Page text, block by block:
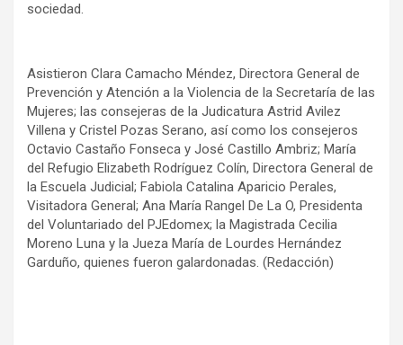
sociedad.
Asistieron Clara Camacho Méndez, Directora General de
Prevención y Atención a la Violencia de la Secretaría de las
Mujeres; las consejeras de la Judicatura Astrid Avilez
Villena y Cristel Pozas Serano, así como los consejeros
Octavio Castaño Fonseca y José Castillo Ambriz; María
del Refugio Elizabeth Rodríguez Colín, Directora General de
la Escuela Judicial; Fabiola Catalina Aparicio Perales,
Visitadora General; Ana María Rangel De La O, Presidenta
del Voluntariado del PJEdomex; la Magistrada Cecilia
Moreno Luna y la Jueza María de Lourdes Hernández
Garduño, quienes fueron galardonadas. (Redacción)